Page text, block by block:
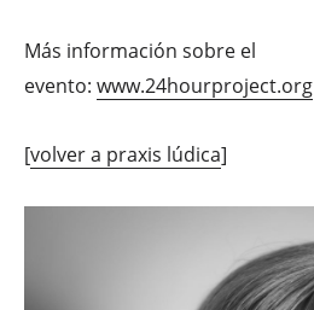
Más información sobre el
evento: www.24hourproject.org
[volver a praxis lúdica]